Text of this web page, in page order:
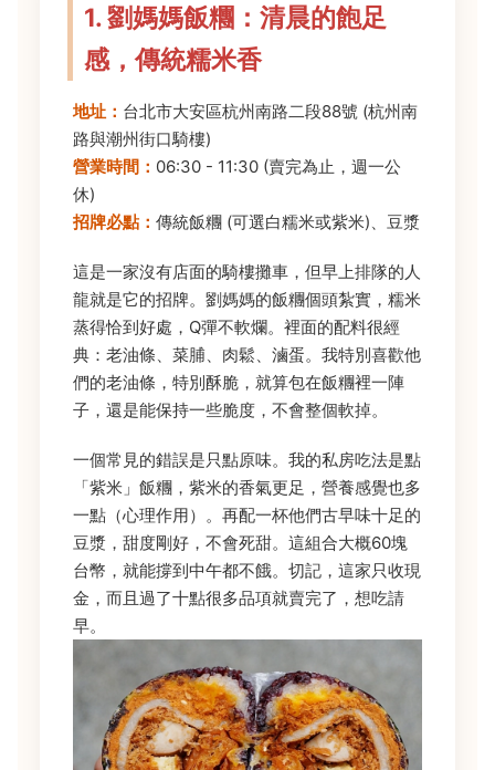
1. 劉媽媽飯糰：清晨的飽足
感，傳統糯米香
地址： 台北市大安區杭州南路二段88號 (杭州南
路與潮州街口騎樓)
營業時間： 06:30 - 11:30 (賣完為止，週一公
休)
招牌必點： 傳統飯糰 (可選白糯米或紫米)、豆漿
這是一家沒有店面的騎樓攤車，但早上排隊的人
龍就是它的招牌。劉媽媽的飯糰個頭紮實，糯米
蒸得恰到好處，Q彈不軟爛。裡面的配料很經
典：老油條、菜脯、肉鬆、滷蛋。我特別喜歡他
們的老油條，特別酥脆，就算包在飯糰裡一陣
子，還是能保持一些脆度，不會整個軟掉。
一個常見的錯誤是只點原味。我的私房吃法是點
「紫米」飯糰，紫米的香氣更足，營養感覺也多
一點（心理作用）。再配一杯他們古早味十足的
豆漿，甜度剛好，不會死甜。這組合大概60塊
台幣，就能撐到中午都不餓。切記，這家只收現
金，而且過了十點很多品項就賣完了，想吃請
早。